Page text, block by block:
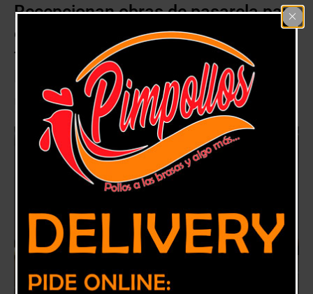
Recepcionan obras de pasarela para
el tránsito de pacientes y
funcionarios hacia el nuevo Hospital
Dr. Gustavo Fricke
1 agosto, 2020 Región